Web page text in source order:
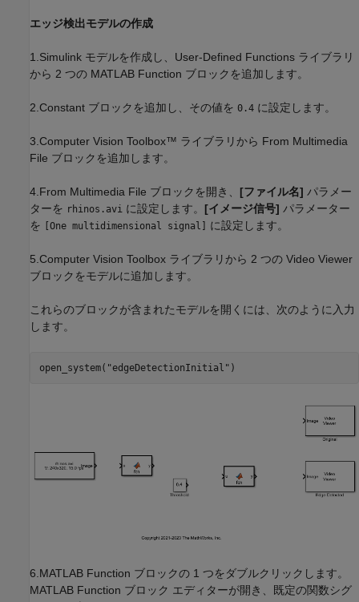
エッジ検出モデルの作成
1.Simulink モデルを作成し、User-Defined Functions ライブラリ
から 2 つの MATLAB Function ブロックを追加します。
2.Constant ブロックを追加し、その値を 0.4 に設定します。
3.Computer Vision Toolbox™ ライブラリから From Multimedia
File ブロックを追加します。
4.From Multimedia File ブロックを開き、 [ファイル名] パラメー
ターを rhinos.avi に設定します。 [イメージ信号] パラメーター
を
[One multidimensional signal] に設定します。
5.Computer Vision Toolbox ライブラリから 2 つの Video Viewer
ブロックをモデルに追加します。
これらのブロックが含まれたモデルを開くには、次のように入力
します。
open_system( "edgeDetectionInitial"
6.MATLAB Function ブロックの 1 つをダブルクリックします。
MATLAB Function ブロック エディターが開き、既定の関数シグ